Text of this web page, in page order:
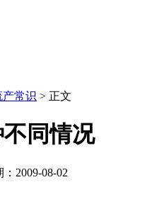
产常识 > 正文
同情况
2009-08-02